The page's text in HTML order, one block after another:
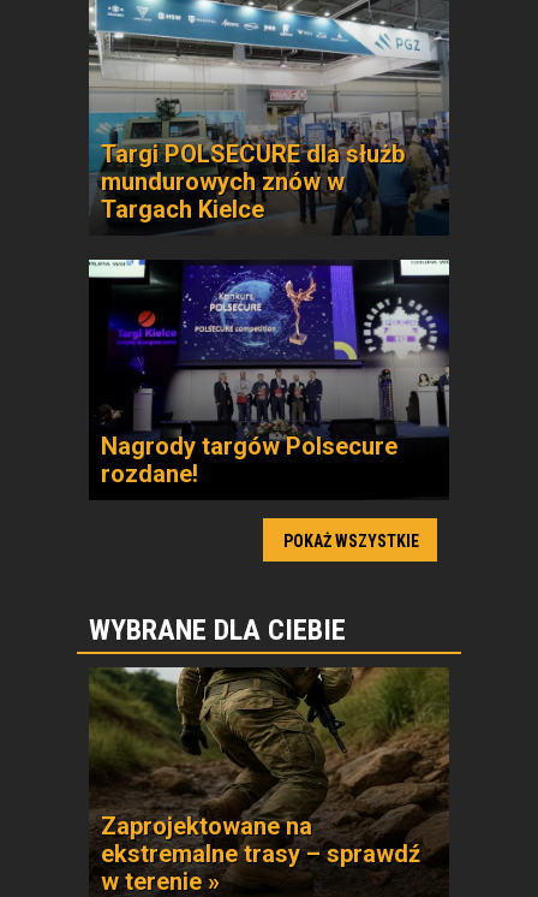
Targi POLSECURE dla służb
mundurowych znów w
Targach Kielce
Nagrody targów Polsecure
rozdane!
POKAŻ WSZYSTKIE
WYBRANE DLA CIEBIE
Zaprojektowane na
ekstremalne trasy – sprawdź
w terenie »